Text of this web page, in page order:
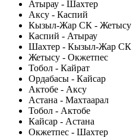
Атырау - Шахтер
Аксу - Каспий
Кызыл-Жар СК - Жетысу
Каспий - Атырау
Шахтер - Кызыл-Жар СК
Жетысу - Окжетпес
Тобол - Кайрат
Ордабасы - Кайсар
Актобе - Аксу
Астана - Махтаарал
Тобол - Актобе
Кайсар - Астана
Окжетпес - Шахтер